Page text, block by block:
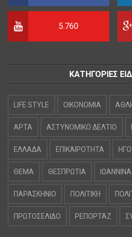
5.760
ΚΑΤΗΓΟΡΙΕΣ
LIFE STYLE OIKONOMIA
ΑΡΤΑ ΑΣΤΥΝΟΜΙΚΟ ΔΕΛΤΙΟ
ΕΛΛΑΔΑ ΕΠΙΚΑΙΡΟΤΗΤΑ
ΘΕΜΑ ΘΕΣΠΡΩΤΙΑ ΙΩΑΝΝΙΝΑ
ΠΑΡΑΣΚΗΝΙΟ ΠΟΛΙΤΙΚΗ
ΠΡΩΤΟΣΕΛΙΔΟ ΡΕΠΟΡΤΑΖ